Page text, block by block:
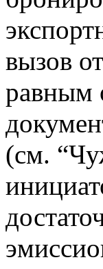
вызов
равным
(см.